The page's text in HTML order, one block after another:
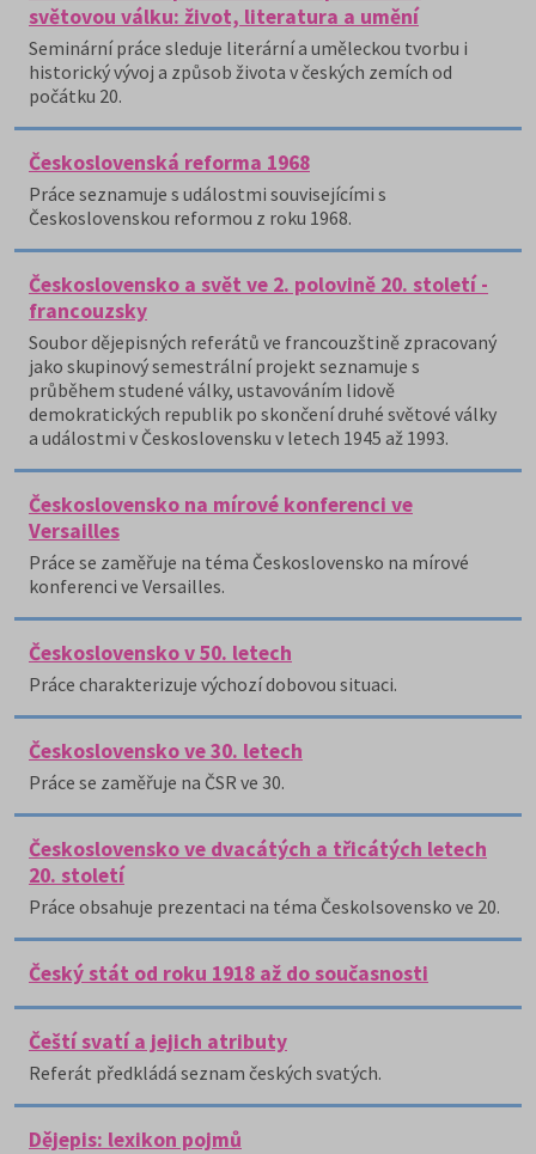
světovou válku: život, literatura a umění
Seminární práce sleduje literární a uměleckou tvorbu i
historický vývoj a způsob života v českých zemích od
počátku 20.
Československá reforma 1968
Práce seznamuje s událostmi souvisejícími s
Československou reformou z roku 1968.
Československo a svět ve 2. polovině 20. století -
francouzsky
Soubor dějepisných referátů ve francouzštině zpracovaný
jako skupinový semestrální projekt seznamuje s
průběhem studené války, ustavováním lidově
demokratických republik po skončení druhé světové války
a událostmi v Československu v letech 1945 až 1993.
Československo na mírové konferenci ve
Versailles
Práce se zaměřuje na téma Československo na mírové
konferenci ve Versailles.
Československo v 50. letech
Práce charakterizuje výchozí dobovou situaci.
Československo ve 30. letech
Práce se zaměřuje na ČSR ve 30.
Československo ve dvacátých a třicátých letech
20. století
Práce obsahuje prezentaci na téma Českolsovensko ve 20.
Český stát od roku 1918 až do současnosti
Čeští svatí a jejich atributy
Referát předkládá seznam českých svatých.
Dějepis: lexikon pojmů